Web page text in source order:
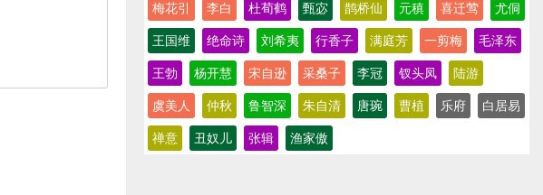
梅花引 李白 杜荀鹤 甄宓 鹊桥仙 元稹 喜迁莺 尤侗
王国维 绝命诗 刘希夷 行香子 满庭芳 一剪梅 毛泽东
王勃 杨开慧 宋自逊 采桑子 李冠 钗头凤 陆游
虞美人 仲秋 鲁智深 朱自清 唐琬 曹植 乐府 白居易
禅意 丑奴儿 张辑 渔家傲